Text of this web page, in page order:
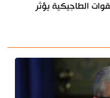
الطاجيكية يؤثر